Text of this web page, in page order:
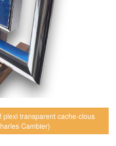
transparent cache-clous
Cambier)